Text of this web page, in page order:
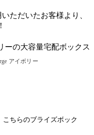
ただいたお客様より、
アイボリー
ちらのブライズボック